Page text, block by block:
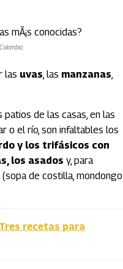
las uvas, las manzanas,
patios de las casas, en las
o el río, son infaltables los
y los trifásicos con
los asados y, para
(sopa de costilla, mondongo
recetas para